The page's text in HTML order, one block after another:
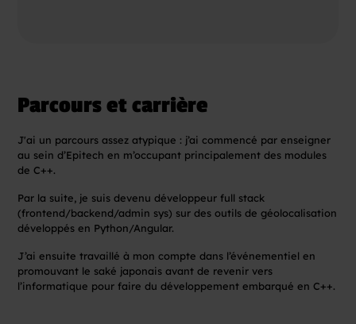
Parcours et carrière
J'ai un parcours assez atypique : j’ai commencé par enseigner
au sein d’Epitech en m’occupant principalement des modules
de C++.
Par la suite, je suis devenu développeur full stack
(frontend/backend/admin sys) sur des outils de géolocalisation
développés en Python/Angular.
J’ai ensuite travaillé à mon compte dans l’événementiel en
promouvant le saké japonais avant de revenir vers
l’informatique pour faire du développement embarqué en C++.